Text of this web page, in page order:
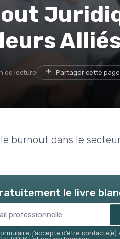
de lecture Partager cette page
burnout dans le
le livre
j’accepte d’être contacté(e)